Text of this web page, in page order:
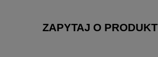
ZAPYTAJ O PRODUKT